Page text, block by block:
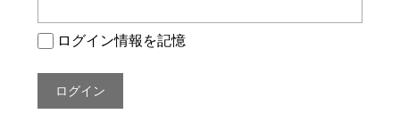
ン
ログイン情報を記憶